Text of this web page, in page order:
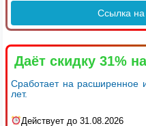
Ссылка
Даёт скидку 31%
Сработает на расширенное
лет.
Действует до 31.08.2026